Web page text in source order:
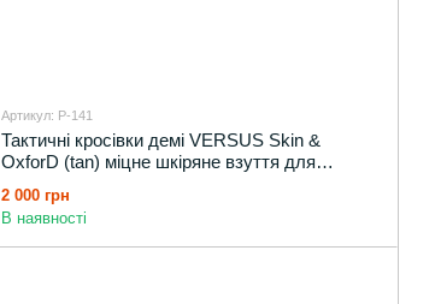
Артикул: P-141
Тактичні кросівки демі VERSUS Skin &
OxforD (tan) міцне шкіряне взуття для
2 000 грн
В наявності